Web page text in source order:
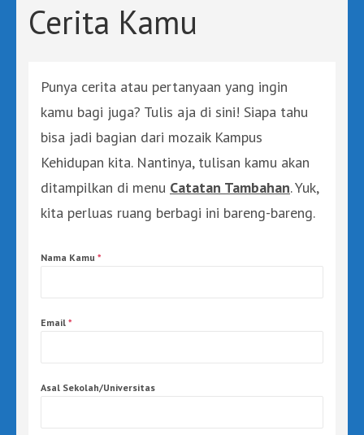
Cerita Kamu
Punya cerita atau pertanyaan yang ingin
kamu bagi juga? Tulis aja di sini! Siapa tahu
bisa jadi bagian dari mozaik Kampus
Kehidupan kita. Nantinya, tulisan kamu akan
ditampilkan di menu Catatan Tambahan. Yuk,
kita perluas ruang berbagi ini bareng-bareng.
Nama Kamu *
Email *
Asal Sekolah/Universitas